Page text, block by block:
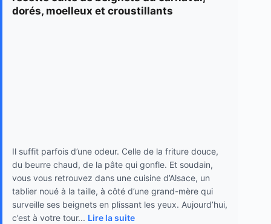
dorés, moelleux et croustillants
Il suffit parfois d’une odeur. Celle de la friture douce,
du beurre chaud, de la pâte qui gonfle. Et soudain,
vous vous retrouvez dans une cuisine d’Alsace, un
tablier noué à la taille, à côté d’une grand-mère qui
surveille ses beignets en plissant les yeux. Aujourd’hui,
c’est à votre tour... Lire la suite